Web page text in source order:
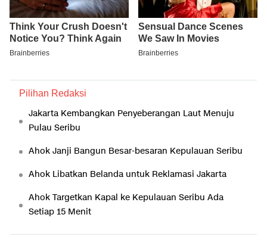
Pilihan Redaksi
Jakarta Kembangkan Penyeberangan Laut Menuju
Pulau Seribu
Ahok Janji Bangun Besar-besaran Kepulauan Seribu
Ahok Libatkan Belanda untuk Reklamasi Jakarta
Ahok Targetkan Kapal ke Kepulauan Seribu Ada
Setiap 15 Menit